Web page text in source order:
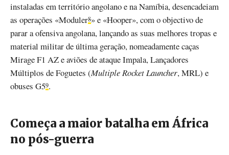
instaladas em território angolano e na Namíbia, desencadeiam
as operações «Moduler8» e «Hooper», com o objectivo de
parar a ofensiva angolana, lançando as suas melhores tropas e
material militar de última geração, nomeadamente caças
Mirage F1 AZ e aviões de ataque Impala, Lançadores
Múltiplos de Foguetes (Multiple Rocket Launcher, MRL) e
obuses G59.
Começa a maior batalha em África
no pós-guerra